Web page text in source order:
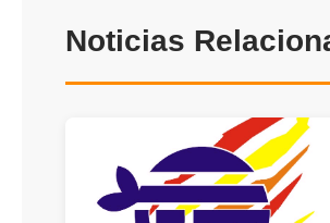
Noticias